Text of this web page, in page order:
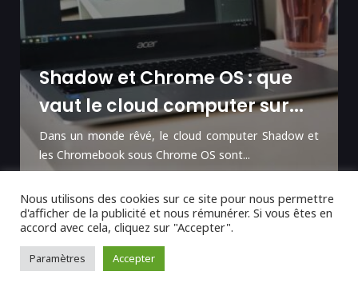
Shadow et Chrome OS : que
vaut le cloud computer sur...
Dans un monde rêvé, le cloud computer Shadow et
les Chromebook sous Chrome OS sont...
Nous utilisons des cookies sur ce site pour nous permettre
d'afficher de la publicité et nous rémunérer. Si vous êtes en
accord avec cela, cliquez sur "Accepter".
Paramètres Accepter